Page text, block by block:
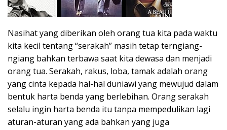
Nasihat yang diberikan oleh orang tua kita pada waktu
kita kecil tentang “serakah” masih tetap terngiang-
ngiang bahkan terbawa saat kita dewasa dan menjadi
orang tua. Serakah, rakus, loba, tamak adalah orang
yang cinta kepada hal-hal duniawi yang mewujud dalam
bentuk harta benda yang berlebihan. Orang serakah
selalu ingin harta benda itu tanpa mempedulikan lagi
aturan-aturan yang ada bahkan yang juga